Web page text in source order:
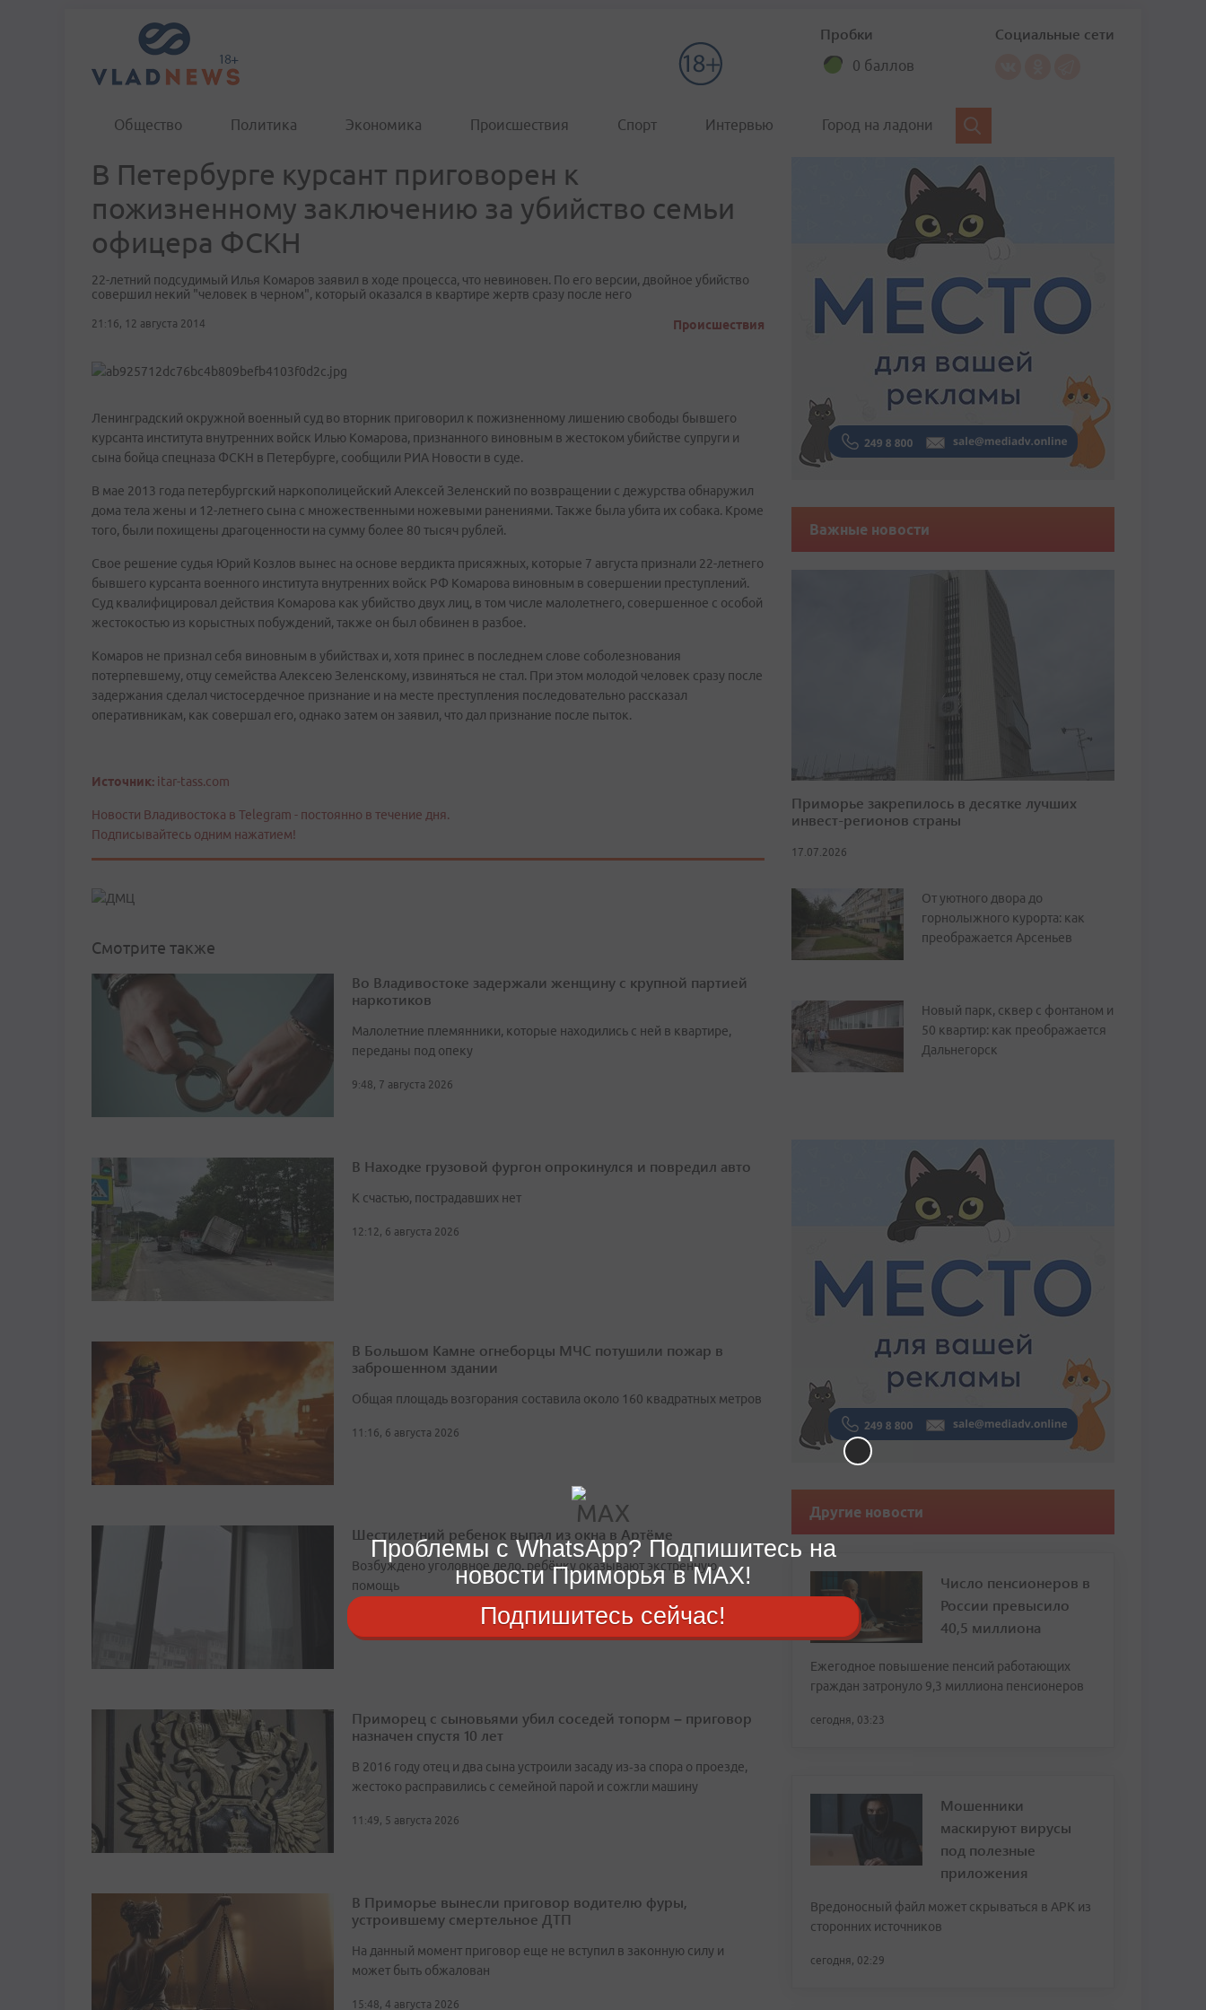
Пробки
0 баллов
Социальные сети
Общество Политика Экономика Происшествия Спорт Интервью Город на ладони
В Петербурге курсант приговорен к
пожизненному заключению за убийство семьи
офицера ФСКН
22-летний подсудимый Илья Комаров заявил в ходе процесса, что невиновен. По его версии, двойное убийство
совершил некий "человек в черном", который оказался в квартире жертв сразу после него
21:16, 12 августа 2014 Происшествия
Ленинградский окружной военный суд во вторник приговорил к пожизненному лишению свободы бывшего
курсанта института внутренних войск Илью Комарова, признанного виновным в жестоком убийстве супруги и
сына бойца спецназа ФСКН в Петербурге, сообщили РИА Новости в суде.
В мае 2013 года петербургский наркополицейский Алексей Зеленский по возвращении с дежурства обнаружил
дома тела жены и 12-летнего сына с множественными ножевыми ранениями. Также была убита их собака. Кроме
того, были похищены драгоценности на сумму более 80 тысяч рублей.
Свое решение судья Юрий Козлов вынес на основе вердикта присяжных, которые 7 августа признали 22-летнего
бывшего курсанта военного института внутренних войск РФ Комарова виновным в совершении преступлений.
Суд квалифицировал действия Комарова как убийство двух лиц, в том числе малолетнего, совершенное с особой
жестокостью из корыстных побуждений, также он был обвинен в разбое.
Комаров не признал себя виновным в убийствах и, хотя принес в последнем слове соболезнования
потерпевшему, отцу семейства Алексею Зеленскому, извиняться не стал. При этом молодой человек сразу после
задержания сделал чистосердечное признание и на месте преступления последовательно рассказал
оперативникам, как совершал его, однако затем он заявил, что дал признание после пыток.
Источник: itar-tass.com
Новости Владивостока в Telegram - постоянно в течение дня.
Подписывайтесь одним нажатием!
Смотрите также
Во Владивостоке задержали женщину с крупной партией
наркотиков
Малолетние племянники, которые находились с ней в квартире,
переданы под опеку
9:48, 7 августа 2026
В Находке грузовой фургон опрокинулся и повредил авто
К счастью, пострадавших нет
12:12, 6 августа 2026
В Большом Камне огнеборцы МЧС потушили пожар в
заброшенном здании
Общая площадь возгорания составила около 160 квадратных метров
11:16, 6 августа 2026
Шестилетний ребенок выпал из окна в Артёме
Возбуждено уголовное дело, ребёнку оказывают экстренную
помощь
Приморец с сыновьями убил соседей топорм – приговор
назначен спустя 10 лет
В 2016 году отец и два сына устроили засаду из‑за спора о проезде,
жестоко расправились с семейной парой и сожгли машину
11:49, 5 августа 2026
В Приморье вынесли приговор водителю фуры,
устроившему смертельное ДТП
На данный момент приговор еще не вступил в законную силу и
может быть обжалован
15:48, 4 августа 2026
Важные новости
Приморье закрепилось в десятке лучших
инвест-регионов страны
17.07.2026
От уютного двора до
горнолыжного курорта: как
преображается Арсеньев
Новый парк, сквер с фонтаном и
50 квартир: как преображается
Дальнегорск
Другие новости
Число пенсионеров в
России превысило
40,5 миллиона
Ежегодное повышение пенсий работающих
граждан затронуло 9,3 миллиона пенсионеров
сегодня, 03:23
Мошенники
маскируют вирусы
под полезные
приложения
Вредоносный файл может скрываться в APK из
сторонних источников
сегодня, 02:29
Проблемы с WhatsApp? Подпишитесь на
новости Приморья в MAX!
Подпишитесь сейчас!